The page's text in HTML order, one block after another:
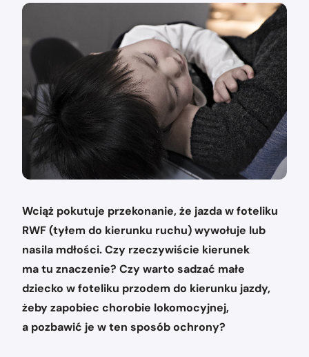
Wciąż pokutuje przekonanie, że jazda w foteliku
RWF (tyłem do kierunku ruchu) wywołuje lub
nasila mdłości. Czy rzeczywiście kierunek
ma tu znaczenie? Czy warto sadzać małe
dziecko w foteliku przodem do kierunku jazdy,
żeby zapobiec chorobie lokomocyjnej,
a pozbawić je w ten sposób ochrony?